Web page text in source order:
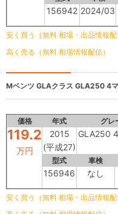
156942 2024/03
安く買う（無料 相場・出品情報配
高く売る（無料 相場情報配信）
Mベンツ GLAクラス GLA250 4
価格 年式 グレ
119.2
万円
2015
(平成27)
GLA250
型式 車検
156946 なし
安く買う（無料 相場・出品情報配